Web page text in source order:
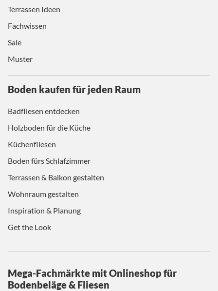
Terrassen Ideen
Fachwissen
Sale
Muster
Boden kaufen für jeden Raum
Badfliesen entdecken
Holzboden für die Küche
Küchenfliesen
Boden fürs Schlafzimmer
Terrassen & Balkon gestalten
Wohnraum gestalten
Inspiration & Planung
Get the Look
Mega-Fachmärkte mit Onlineshop für
Bodenbeläge & Fliesen